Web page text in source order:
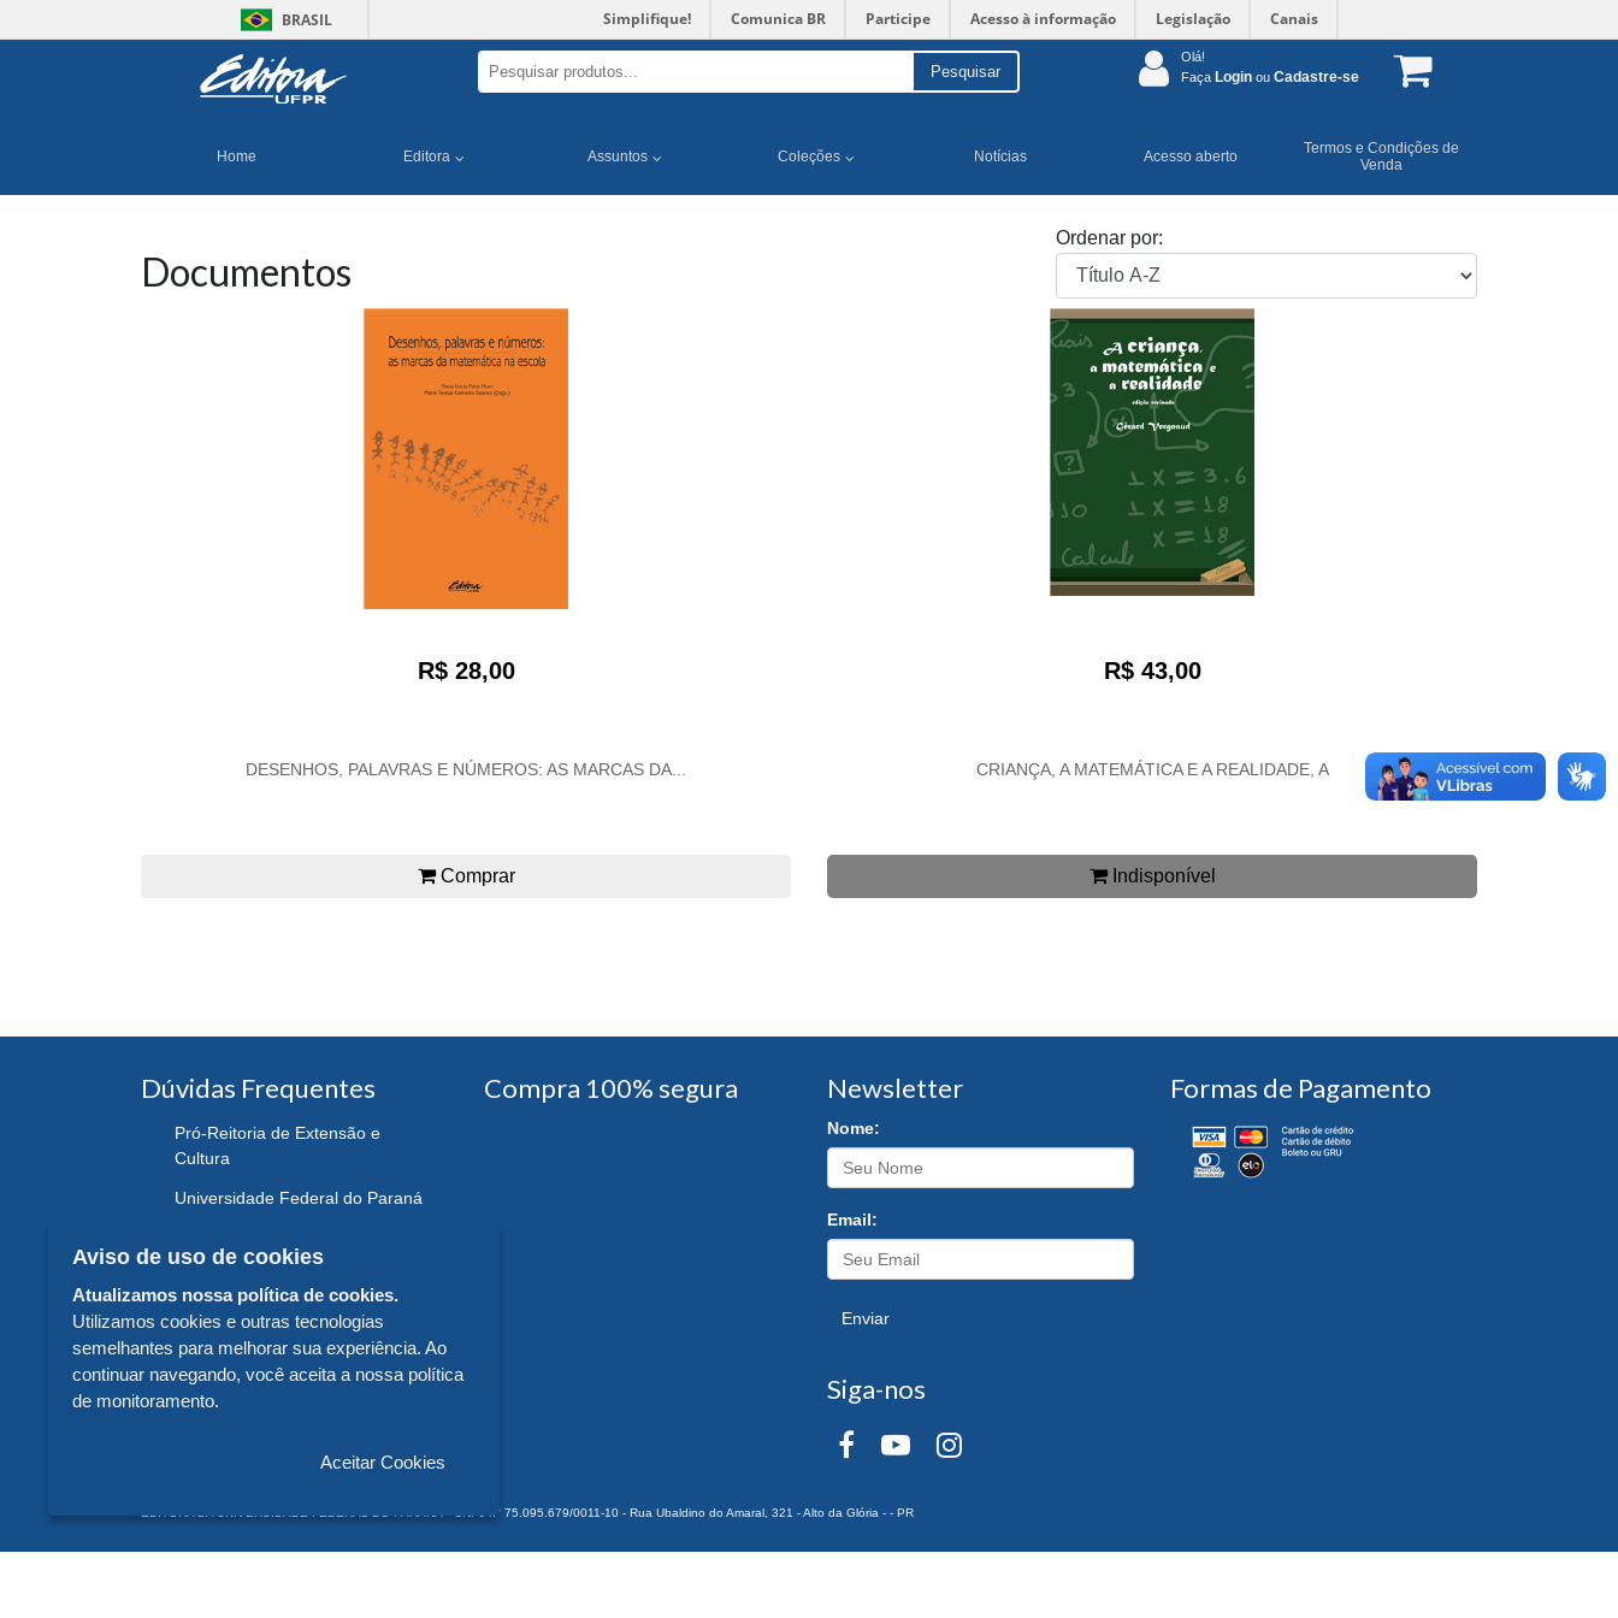
BRASIL Simplifique! Comunica BR Participe Acesso à informação Legislação Canais
Pesquisar
Olá!
Faça Login ou Cadastre-se
Home Editora Assuntos Coleções Notícias Acesso aberto
Termos e Condições de
Venda
Documentos
Ordenar por:
R$ 28,00
DESENHOS, PALAVRAS E NÚMEROS: AS MARCAS DA...
Comprar
R$ 43,00
CRIANÇA, A MATEMÁTICA E A REALIDADE, A
Indisponível
Dúvidas Frequentes
Pró-Reitoria de Extensão e
Cultura
Universidade Federal do Paraná
Compra 100% segura Newsletter
Nome:
Email:
Enviar
Siga-nos
Formas de Pagamento
EDITORA DA UNIVERSIDADE FEDERAL DO PARANÁ - CNPJ n° 75.095.679/0011-10 - Rua Ubaldino do Amaral, 321 - Alto da Glória - - PR
Aviso de uso de cookies
Atualizamos nossa política de cookies.
Utilizamos cookies e outras tecnologias
semelhantes para melhorar sua experiência. Ao
continuar navegando, você aceita a nossa política
de monitoramento.
Aceitar Cookies